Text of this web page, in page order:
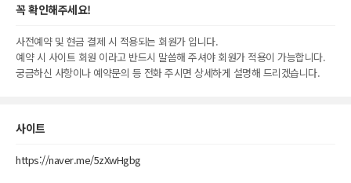
꼭 확인해주세요!
사전예약 및 현금 결제 시 적용되는 회원가 입니다.
예약 시 사이트 회원 이라고 반드시 말씀해 주셔야 회원가 적용이 가능합니다.
궁금하신 사항이나 예약문의 등 전화 주시면 상세하게 설명해 드리겠습니다.
사이트
https://naver.me/5zXwHgbg